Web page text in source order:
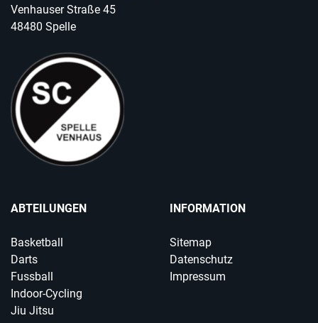
Venhauser Straße 45
48480 Spelle
ABTEILUNGEN
Basketball
Darts
Fussball
Indoor-Cycling
Jiu Jitsu
INFORMATION
Sitemap
Datenschutz
Impressum